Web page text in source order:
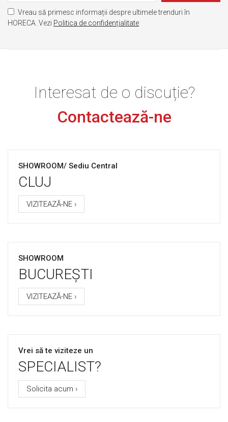
Vreau să primesc informații despre ultimele trenduri în
HORECA. Vezi Politica de confidențialitate
Interesat de o discuție?
Contactează-ne
SHOWROOM/ Sediu Central
CLUJ
VIZITEAZĂ-NE ›
SHOWROOM
BUCUREȘTI
VIZITEAZĂ-NE ›
Vrei să te viziteze un
SPECIALIST?
Solicita acum ›